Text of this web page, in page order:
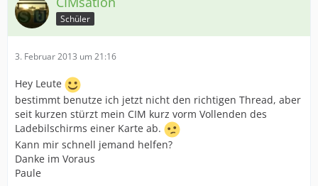
Schüler
3. Februar 2013 um 21:16
Hey Leute
bestimmt benutze ich jetzt nicht den richtigen Thread, aber
seit kurzen stürzt mein CIM kurz vorm Vollenden des
Ladebilschirms einer Karte ab.
Kann mir schnell jemand helfen?
Danke im Voraus
Paule